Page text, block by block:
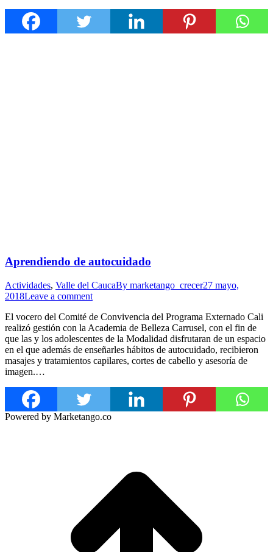
Aprendiendo de autocuidado
Actividades, Valle del CaucaBy marketango_crecer27 mayo,
2018Leave a comment
El vocero del Comité de Convivencia del Programa Externado Cali
realizó gestión con la Academia de Belleza Carrusel, con el fin de
que las y los adolescentes de la Modalidad disfrutaran de un espacio
en el que además de enseñarles hábitos de autocuidado, recibieron
masajes y tratamientos capilares, cortes de cabello y asesoría de
imagen.…
Powered by Marketango.co